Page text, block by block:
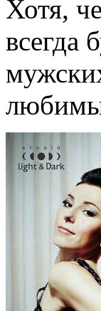
Хотя,
всегда